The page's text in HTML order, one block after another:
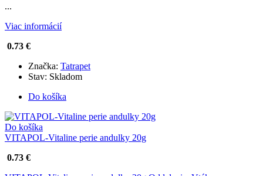
...
Viac informácií
0.73 €
Značka: Tatrapet
Stav: Skladom
Do košíka
Do košíka
VITAPOL-Vitaline perie andulky 20g
0.73 €